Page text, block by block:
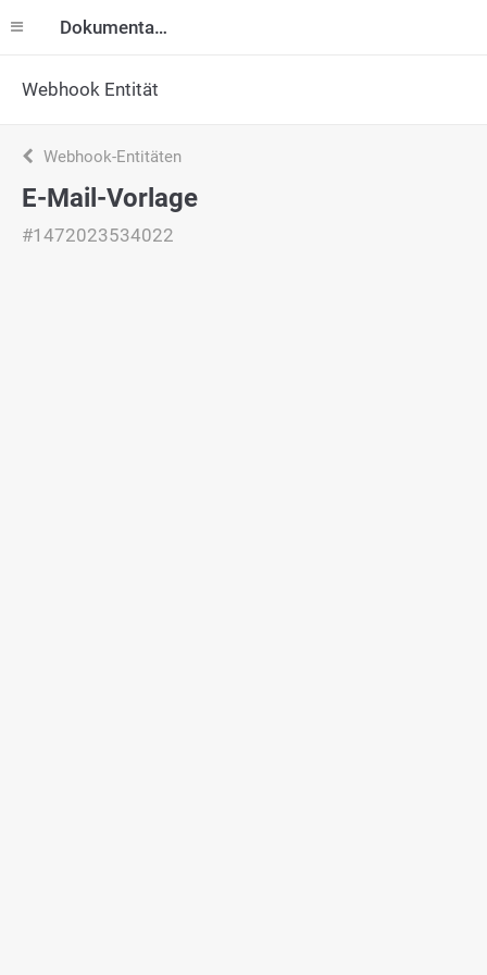
Dokumentation
Webhook Entität
Webhook-Entitäten
E-Mail-Vorlage
#1472023534022